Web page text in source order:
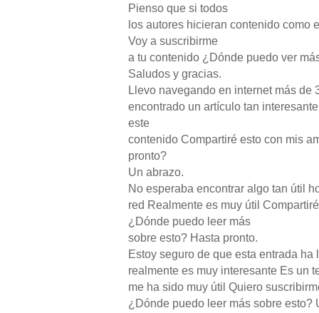
Pienso que si todos
los autores hicieran contenido como
Voy a suscribirme
a tu contenido ¿Dónde puedo ver
Saludos y gracias.
Llevo navegando en internet más de
encontrado un artículo tan
este
contenido Compartiré esto con mis
pronto?
Un abrazo.
No esperaba encontrar algo tan útil
red Realmente es muy útil
¿Dónde puedo leer más
sobre esto? Hasta pronto.
Estoy seguro de que esta entrada
realmente es muy interesante Es un
me ha sido muy útil Quiero
¿Dónde puedo leer más sobre esto?